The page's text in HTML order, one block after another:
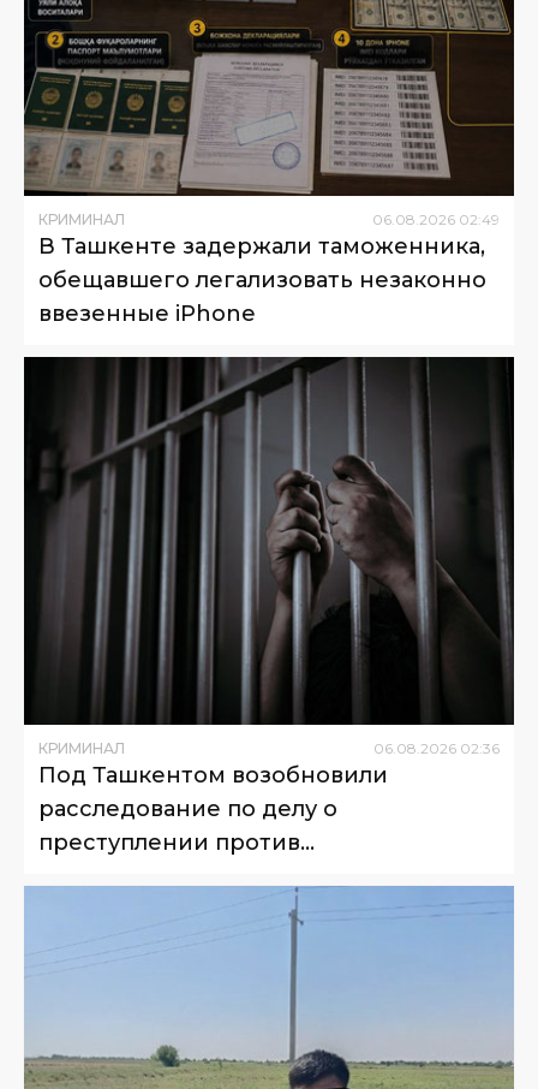
КРИМИНАЛ 06 08 2026 02:49
В Ташкенте задержали таможенника,
обещавшего легализовать незаконно
ввезенные iPhone
КРИМИНАЛ 06 08 2026 02:36
Под Ташкентом возобновили
расследование по делу о
преступлении против